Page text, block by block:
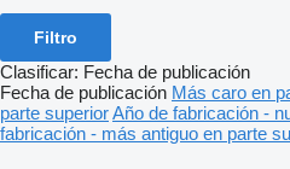
Filtro
Clasificar: Fecha de publicación
Fecha de publicación Más caro en
parte superiorAño de fabricación -
fabricación - más antiguo en parte